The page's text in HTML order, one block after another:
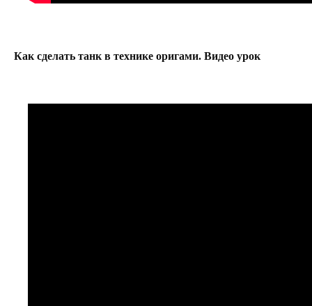
Как сделать танк в технике оригами. Видео урок